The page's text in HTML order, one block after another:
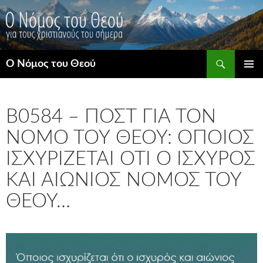
Μετάβαση
σε
περιεχόμενο
Ο Νόμος του Θεού
B0584 – ΠΟΣΤ ΓΙΑ ΤΟΝ
ΝΌΜΟ ΤΟΥ ΘΕΟΎ: ΌΠΟΙΟΣ
ΙΣΧΥΡΊΖΕΤΑΙ ΌΤΙ Ο ΙΣΧΥΡΌΣ
ΚΑΙ ΑΙΏΝΙΟΣ ΝΌΜΟΣ ΤΟΥ
ΘΕΟΎ…